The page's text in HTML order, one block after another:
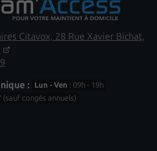
Citavox, 28 Rue Xavier Bichat,
: Lun - Ven : 09h - 19h
(sauf congés annuels)